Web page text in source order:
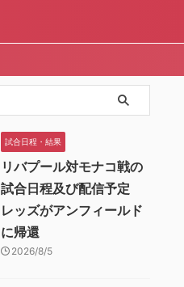
試合日程・結果
リバプール対モナコ戦の
試合日程及び配信予定
レッズがアンフィールド
に帰還
2026/8/5